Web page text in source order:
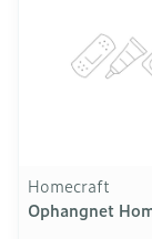
Homecraft
Ophangnet